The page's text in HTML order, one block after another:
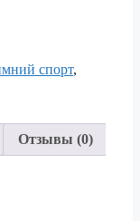
спорт,
Отзывы (0)